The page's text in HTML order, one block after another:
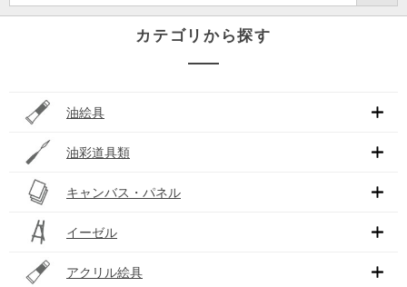
カテゴリから探す
油絵具
油彩道具類
キャンバス・パネル
イーゼル
アクリル絵具